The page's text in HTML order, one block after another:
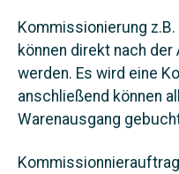
Kommissionierung
können direkt nach
werden. Es wird eine
anschließend können
Warenausgang